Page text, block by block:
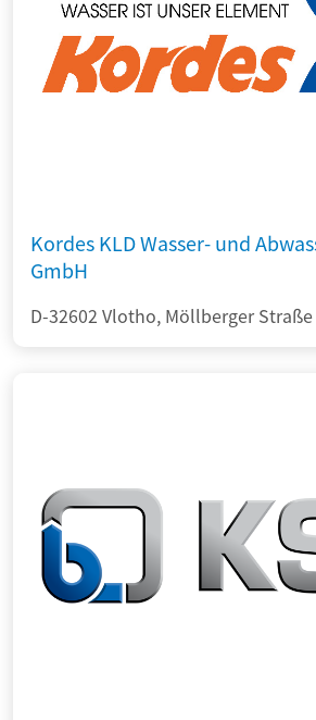
Kordes KLD Wasser- und
GmbH
D-32602 Vlotho, Möllberger Straße